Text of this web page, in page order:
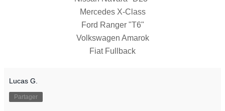
Mercedes X-Class
Ford Ranger "T6"
Volkswagen Amarok
Fiat Fullback
Lucas G.
Partager